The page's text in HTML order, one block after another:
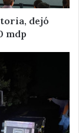
dejó
mdp